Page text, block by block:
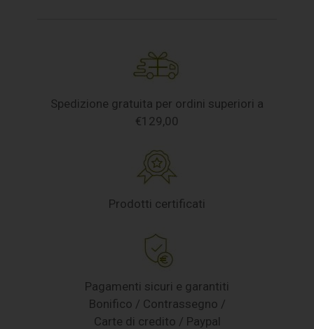
Spedizione gratuita per ordini superiori a
€129,00
Prodotti certificati
Pagamenti sicuri e garantiti
Bonifico / Contrassegno /
Carte di credito / Paypal